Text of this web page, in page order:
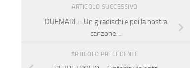
ARTICOLO SUCCESSIVO
DUEMARI – Un giradischi e poi la nostra
canzone…
ARTICOLO PRECEDENTE